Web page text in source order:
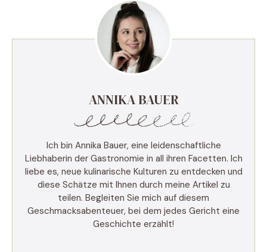
ANNIKA BAUER
Ich bin Annika Bauer, eine leidenschaftliche
Liebhaberin der Gastronomie in all ihren Facetten. Ich
liebe es, neue kulinarische Kulturen zu entdecken und
diese Schätze mit Ihnen durch meine Artikel zu
teilen. Begleiten Sie mich auf diesem
Geschmacksabenteuer, bei dem jedes Gericht eine
Geschichte erzählt!